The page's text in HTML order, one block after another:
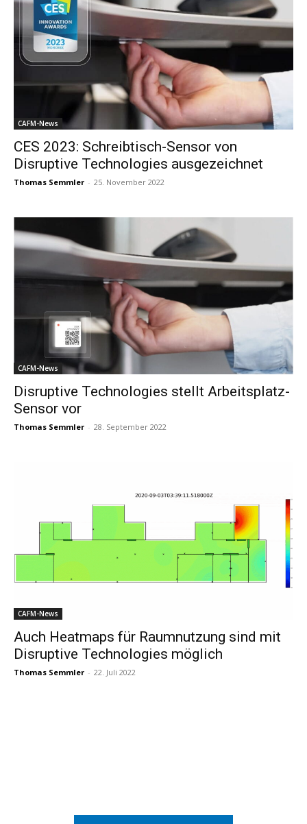
CAFM-News
CES 2023: Schreibtisch-Sensor von
Disruptive Technologies ausgezeichnet
Thomas Semmler - 25. November 2022
CAFM-News
Disruptive Technologies stellt Arbeitsplatz-
Sensor vor
Thomas Semmler - 28. September 2022
CAFM-News
Auch Heatmaps für Raumnutzung sind mit
Disruptive Technologies möglich
Thomas Semmler - 22. Juli 2022